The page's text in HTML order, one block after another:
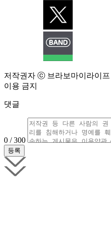
저작권자 ⓒ 브라보마이라이
이용 금지
댓글
0 / 300